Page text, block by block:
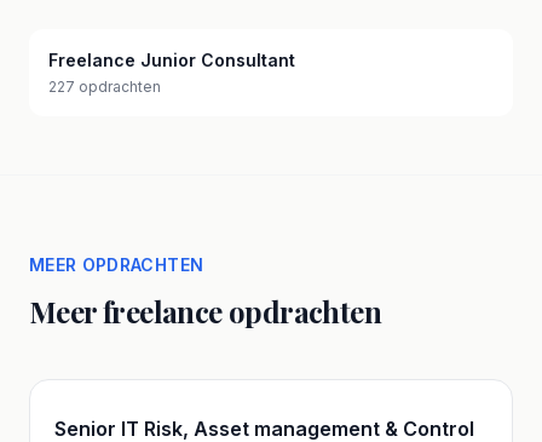
Freelance Junior Consultant
227 opdrachten
MEER OPDRACHTEN
Meer freelance opdrachten
Senior IT Risk, Asset management & Control